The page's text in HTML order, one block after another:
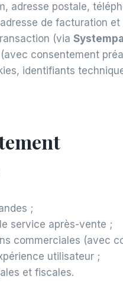
adresse postale,
adresse de facturation
(via
consentement
identifiants
;
service après-vente ;
commerciales (avec
utilisateur ;
et fiscales.